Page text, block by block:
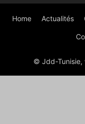
Home Actualités
© Jdd-Tunisie,